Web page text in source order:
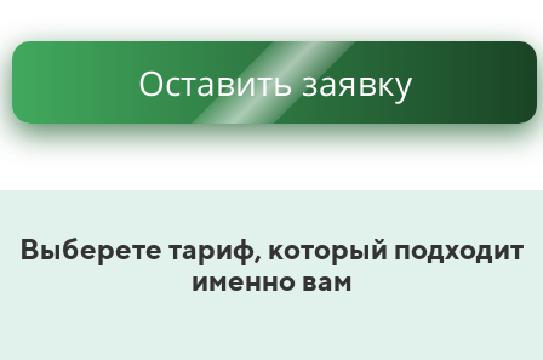
Оставить заявку
Выберете тариф, который подходит
именно вам